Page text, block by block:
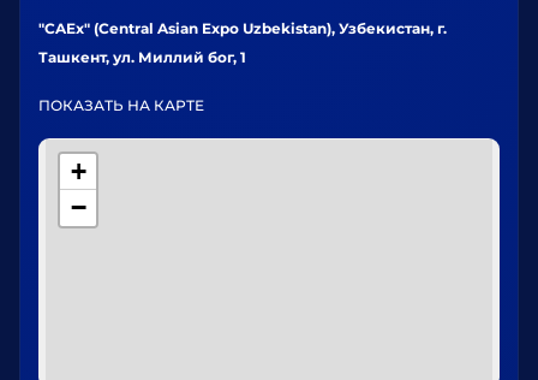
"CAEx" (Central Asian Expo Uzbekistan), Узбекистан, г.
Ташкент, ул. Миллий бог, 1
ПОКАЗАТЬ НА КАРТЕ
+
−